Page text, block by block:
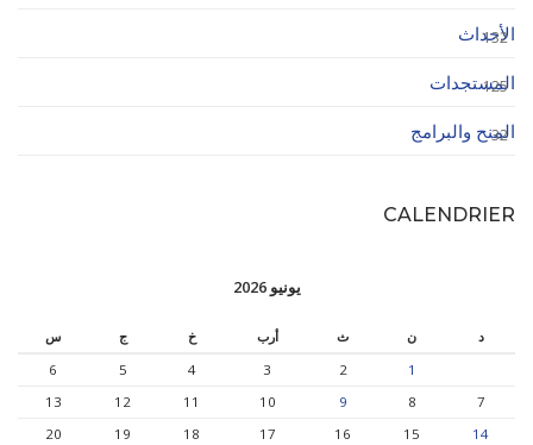
الأحداث
132
المستجدات
125
المنح والبرامج
32
CALENDRIER
يونيو 2026
د ن ث أرب خ ج
س
1
2
3
4
5
6
7
8
9
10
11
12
13
14
15
16
17
18
19
20